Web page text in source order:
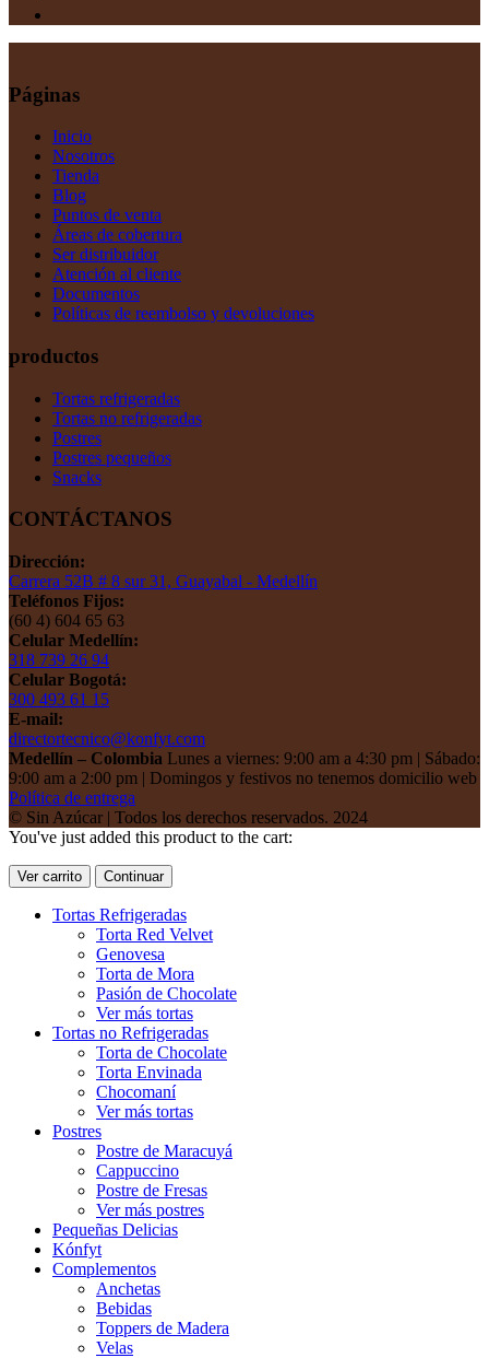
Páginas
Inicio
Nosotros
Tienda
Blog
Puntos de venta
Áreas de cobertura
Ser distribuidor
Atención al cliente
Documentos
Políticas de reembolso y devoluciones
productos
Tortas refrigeradas
Tortas no refrigeradas
Postres
Postres pequeños
Snacks
CONTÁCTANOS
Dirección:
Carrera 52B # 8 sur 31, Guayabal - Medellín
Teléfonos Fijos:
(60 4) 604 65 63
Celular Medellín:
318 739 26 94
Celular Bogotá:
300 493 61 15
E-mail:
directortecnico@konfyt.com
Medellín – Colombia Lunes a viernes: 9:00 am a 4:30 pm | Sábado:
9:00 am a 2:00 pm | Domingos y festivos no tenemos domicilio web
Política de entrega
© Sin Azúcar | Todos los derechos reservados. 2024
You've just added this product to the cart:
Ver carrito Continuar
Tortas Refrigeradas
Torta Red Velvet
Genovesa
Torta de Mora
Pasión de Chocolate
Ver más tortas
Tortas no Refrigeradas
Torta de Chocolate
Torta Envinada
Chocomaní
Ver más tortas
Postres
Postre de Maracuyá
Cappuccino
Postre de Fresas
Ver más postres
Pequeñas Delicias
Kónfyt
Complementos
Anchetas
Bebidas
Toppers de Madera
Velas